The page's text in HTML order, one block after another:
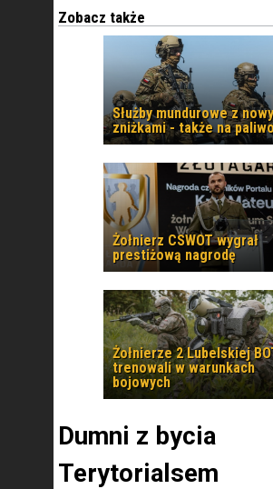
Zobacz także
Służby mundurowe z
zniżkami - także na
Żołnierz CSWOT wygrał
prestiżową nagrodę
Żołnierze 2 Lubelskiej
trenowali w warunkach
bojowych
Dumni z bycia
Terytorialsem